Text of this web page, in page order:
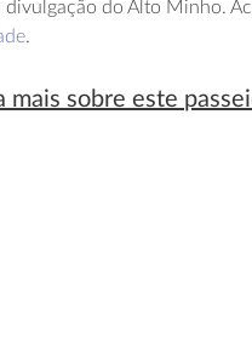
divulgação do Alto Minho.
.
mais sobre este